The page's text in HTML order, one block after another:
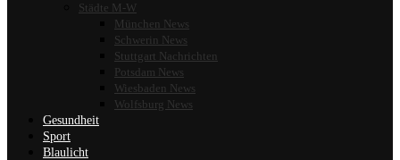
Städte M-W
München News
Schwerin News
Stuttgart Nachrichten
Potsdam News
Wiesbaden News
Wolfsburg News
Gesundheit
Sport
Blaulicht